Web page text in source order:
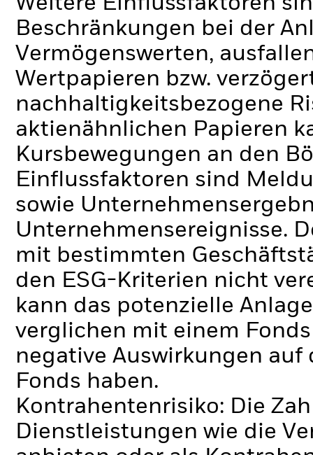
Beschränkungen bei der
Vermögenswerten,
Wertpapieren bzw.
nachhaltigkeitsbezogene
aktienähnlichen Papieren
Kursbewegungen an den
Einflussfaktoren sind
sowie
Unternehmensereignisse.
mit bestimmten
den ESG-Kriterien nicht
kann das potenzielle
verglichen mit einem
negative Auswirkungen
Fonds haben.
Kontrahentenrisiko: Die
Dienstleistungen wie die